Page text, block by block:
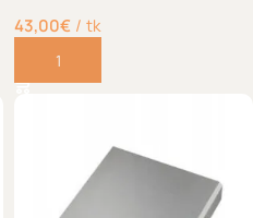
43,00€ tk
Lisa korvi